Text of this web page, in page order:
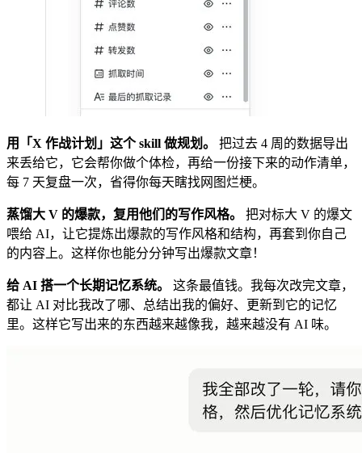
用「X 作战计划」这个 skill 做规划。
把过去 4 周的数据导出
来丢给它，它会帮你做个体检，再给一份接下来的动作清单，
每 7 天复盘一次，省得你每天瞎找网图烂梗。
蒸馏大 V 的爆款，复用他们的写作风格。
把对标大 V 的爆文
喂给 AI，让它提炼出爆款的写作风格和结构，再套到你自己
的内容上。这样你也能分分钟写出爆款文章！
给 AI 搭一个长期记忆系统。
这条最值钱。我每次改完文章，
都让 AI 对比我改了哪、总结出我的偏好、更新到它的记忆
里。这样它写出来的东西越来越像我，越来越没有 AI 味。